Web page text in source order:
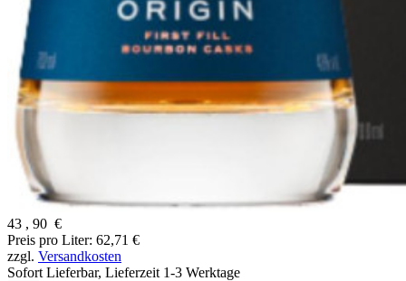
43 , 90 €
Preis pro Liter: 62,71 €
zzgl. Versandkosten
Sofort Lieferbar, Lieferzeit 1-3 Werktage